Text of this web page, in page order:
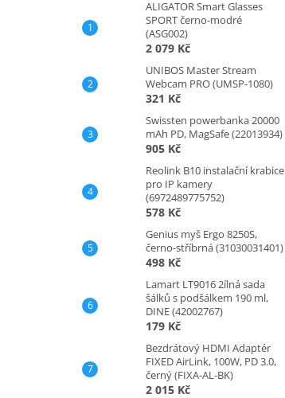
ALIGATOR Smart Glasses
SPORT černo-modré
(ASG002)
2 079 Kč
UNIBOS Master Stream
Webcam PRO (UMSP-1080)
321 Kč
Swissten powerbanka 20000
mAh PD, MagSafe (22013934)
905 Kč
Reolink B10 instalační krabice
pro IP kamery
(6972489775752)
578 Kč
Genius myš Ergo 8250S,
černo-stříbrná (31030031401)
498 Kč
Lamart LT9016 2ílná sada
šálků s podšálkem 190 ml,
DINE (42002767)
179 Kč
Bezdrátový HDMI Adaptér
FIXED AirLink, 100W, PD 3.0,
černý (FIXA-AL-BK)
2 015 Kč